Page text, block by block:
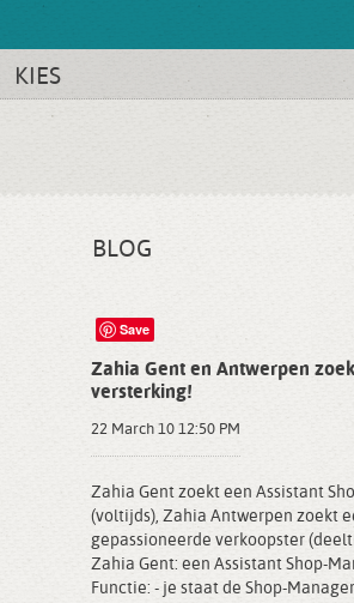
KIES
BLOG
Save
Zahia Gent en Antwerpen
versterking!
22 March 10 12:50 PM
Zahia Gent zoekt een Assistant
(voltijds), Zahia Antwerpen zoekt
gepassioneerde verkoopster
Zahia Gent: een Assistant Shop-
Functie: - je staat de Shop-